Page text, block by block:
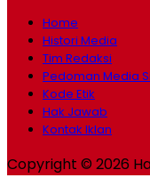
Home
Histori Media
Tim Redaksi
Pedoman Media
Kode Etik
Hak Jawab
Kontak Iklan
Copyright © 2026